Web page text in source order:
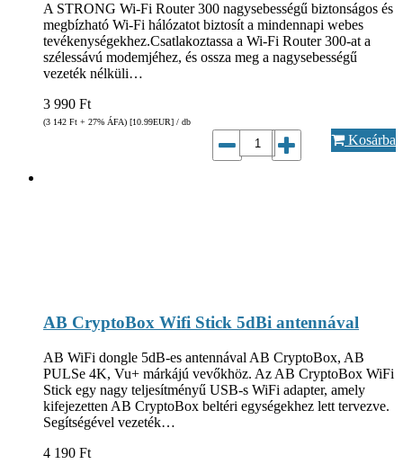
A STRONG Wi-Fi Router 300 nagysebességű biztonságos és
megbízható Wi-Fi hálózatot biztosít a mindennapi webes
tevékenységekhez.Csatlakoztassa a Wi-Fi Router 300-at a
szélessávú modemjéhez, és ossza meg a nagysebességű
vezeték nélküli…
3 990 Ft
(3 142 Ft + 27% ÁFA) [10.99EUR] / db
Kosárba
AB CryptoBox Wifi Stick 5dBi antennával
AB WiFi dongle 5dB-es antennával AB CryptoBox, AB
PULSe 4K, Vu+ márkájú vevőkhöz. Az AB CryptoBox WiFi
Stick egy nagy teljesítményű USB-s WiFi adapter, amely
kifejezetten AB CryptoBox beltéri egységekhez lett tervezve.
Segítségével vezeték…
4 190 Ft